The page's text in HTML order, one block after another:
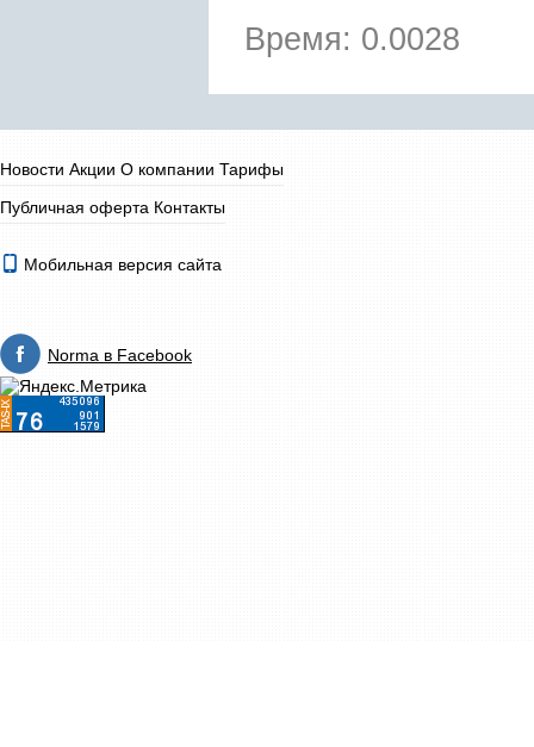
Время: 0.0028
Новости Акции О компании Тарифы
Публичная оферта Контакты
Мобильная версия сайта
Norma в Facebook